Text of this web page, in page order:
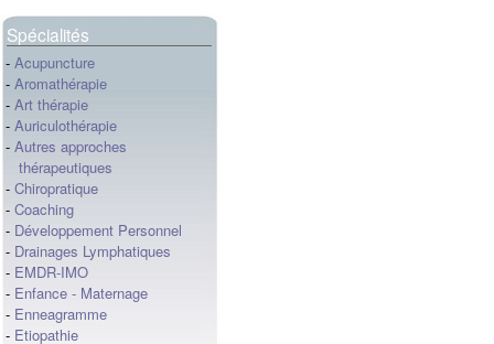
Spécialités
- Acupuncture
- Aromathérapie
- Art thérapie
- Auriculothérapie
- Autres approches
thérapeutiques
- Chiropratique
- Coaching
- Développement Personnel
- Drainages Lymphatiques
- EMDR-IMO
- Enfance - Maternage
- Enneagramme
- Etiopathie